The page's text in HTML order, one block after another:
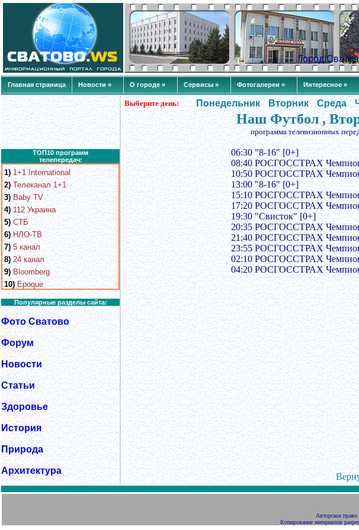
Город
Главная страница Новости » О городе » Сервисы » Фотогалереи » Интересное »
ТОП10 программ
телепередач:
1) 1+1 International
2) Телеканал 1+1
3) Baby TV
4) 112 Украина
5) СТБ
6) НЛО-ТВ
7) 5 канал
8) 24 канал
9) Bloomberg
10) Epoque
Популярные разделы сайта:
Фото Сватово
Форум
Новости
Статьи
Здоровье
История
Природа
Архитектура
Выберите день: Понедельник Вторник Среда
Наш Футбол ,
программа телевизионных
06:30 "8-16" [0+]
08:40 РОСГОССТРАХ
10:50 РОСГОССТРАХ
13:00 "8-16" [0+]
15:10 РОСГОССТРАХ
17:20 РОСГОССТРАХ
19:30 "Свисток" [0+]
20:35 РОСГОССТРАХ
21:40 РОСГОССТРАХ
23:55 РОСГОССТРАХ
02:10 РОСГОССТРАХ
04:20 РОСГОССТРАХ
Авторское право
Копирование материалов